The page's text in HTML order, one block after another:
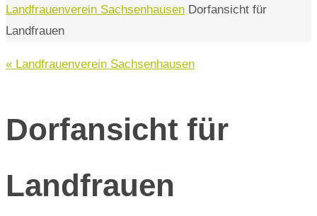
Start
Landfrauenverein Sachsenhausen Dorfansicht für
Landfrauen
« Landfrauenverein Sachsenhausen
Dorfansicht für
Landfrauen